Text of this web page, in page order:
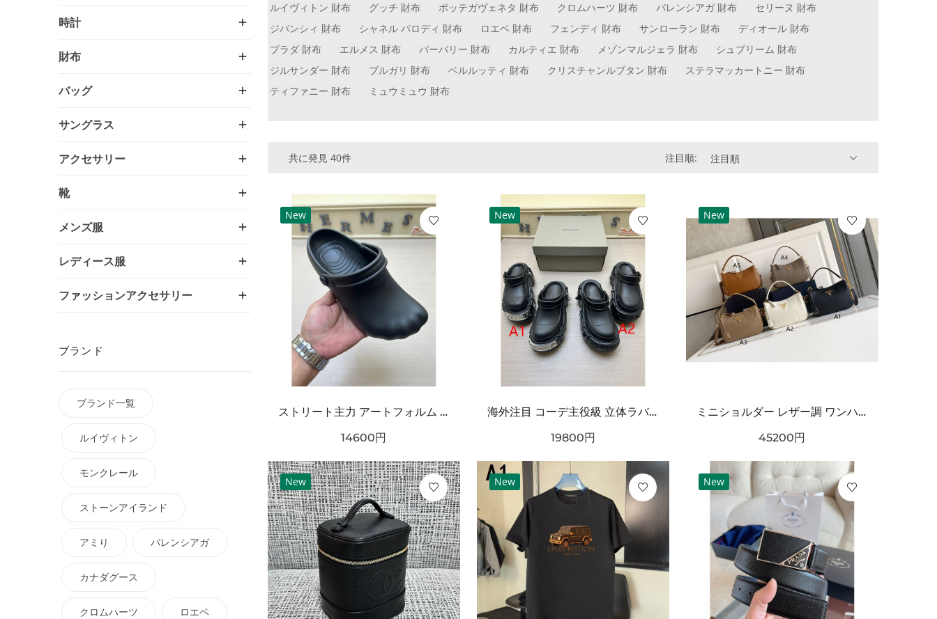
ルイヴィトン 財布 グッチ 財布 ボッテガヴェネタ 財布 クロムハーツ 財布 バレンシアガ 財布
セリーヌ 財布
ジバンシィ 財布
シャネル パロディ 財布 ロエベ 財布 フェンディ 財布 サンローラン 財布
ディオール 財布
プラダ 財布
エルメス 財布 バーバリー 財布 カルティエ 財布 メゾンマルジェラ 財布
シュプリーム 財布
ジルサンダー 財布
ブルガリ 財布 ベルルッティ 財布 クリスチャンルブタン 財布
ステラマッカートニー 財布
ティファニー 財布
ミュウミュウ 財布
共に発見 40件 注目順: 注目順
New
ストリート主力 アートフォルム ワンタッチ着脱 耐久ソール BALENCIAGA バーバリー コピー クロッグシューズ リラックスモード
14600円
New
海外注目 コーデ主役級 立体ラバー構造 クッション性良好 BALENCIAGA バーバリー コピー クロッグシューズ 耐久ソール エッジィモード
19800円
New
ミニショルダー レザー調 ワンハンドルデザイン PRADA プラダ コピー バッグ ゴールドロゴ カラーバリエーション豊富 2WAY通勤スタイル
45200円
New New New
時計
財布
バッグ
サングラス
アクセサリー
靴
メンズ服
レディース服
ファッションアクセサリー
ブランド
ブランド一覧
ルイヴィトン
モンクレール
ストーンアイランド
アミり バレンシアガ
カナダグース
クロムハーツ ロエベ